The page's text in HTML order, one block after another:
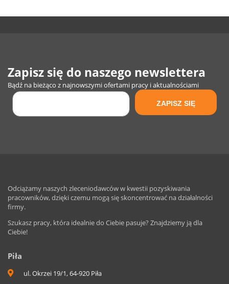
Zapisz się do naszego newslettera
Bądź na bieżąco z najnowszymi ofertami pracy i aktualnościami
Odciążamy naszych zleceniodawców w kwestii pozyskiwania
pracowników, dzięki czemu mogą się skoncentrować na działalności
firmy.
Szukasz pracy, która idealnie do Ciebie pasuje? Znajdziemy ją dla
Ciebie!
Piła
ul. Okrzei 19/1, 64-920 Piła